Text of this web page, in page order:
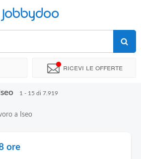
Jobbydoo
Ricevi le offerte
1 - 15 di 7.919
a Iseo
ore